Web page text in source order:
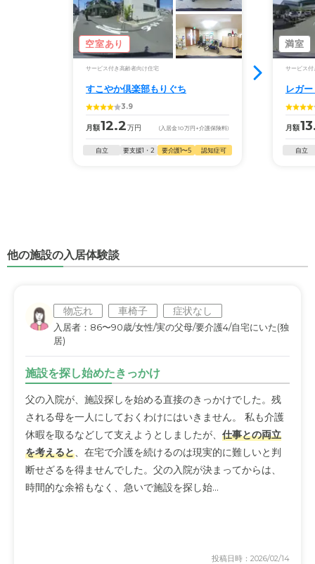
空室あり
サービス付き高齢者向け住宅
すこやか倶楽部もりぐち
3.9
月額12.2万円 (入居金10万円 +介護保険料)
自立 要支援1・2 要介護1〜5 認知症可
満室
サービス付
レガ
月額
自立
他の施設の入居体験談
物忘れ 車椅子 症状なし
入居者：86〜90歳/女性/実の父母/要介護4/自宅にいた(独
居)
施設を探し始めたきっかけ
父の入院が、施設探しを始める直接のきっかけでした。残
される母を一人にしておくわけにはいきません。 私も介護
休暇を取るなどして支えようとしましたが、 仕事との両立
を考えると、在宅で介護を続けるのは現実的に難しいと判
断せざるを得ませんでした。父の入院が決まってからは、
時間的な余裕もなく、急いで施設を探し始...
投稿日時：2026/02/14